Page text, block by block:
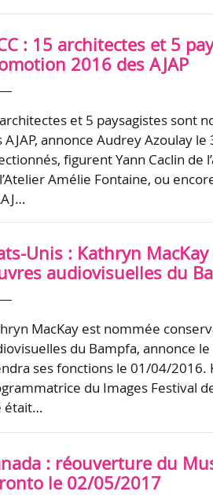
: 15 architectes et 5
2016 des AJAP
et 5 paysagistes sont
AJAP, annonce Audrey Azoulay
figurent Yann Caclin de
Amélie Fontaine, ou
Unis : Kathryn
audiovisuelles du
MacKay est nommée
du Bampfa, annonce
ses fonctions le 01/04/2016.
du Images Festival
était…
: réouverture du
le 02/05/2017